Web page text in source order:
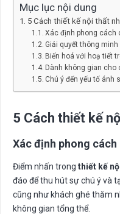
Mục lục nội dung
5 Cách thiết kế nội thất
Xác định phong cách
Giải quyết thông
Biến hoá với hoạ tiết
Dành không gian cho
Chú ý đến yếu tố ánh
5 Cách thiết kế
Xác định phong cách
Điểm nhấn trong thiết kế
đáo để thu hút sự chú ý và
cũng như khách ghé thăm
không gian tổng thể.